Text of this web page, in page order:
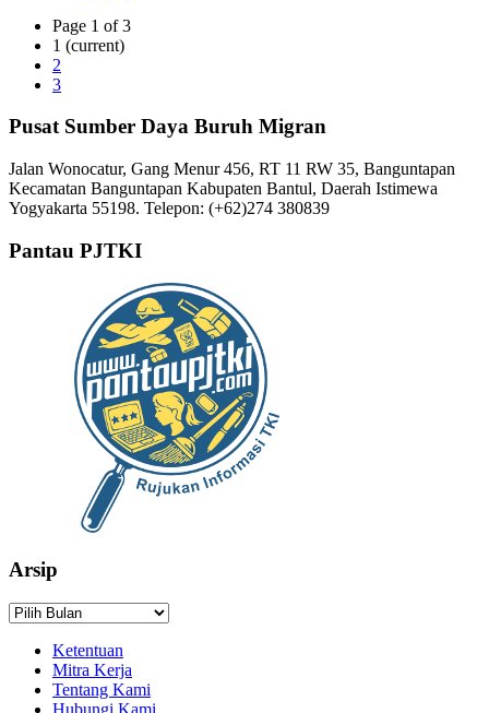
Page 1 of 3
1 (current)
2
3
Pusat Sumber Daya Buruh Migran
Jalan Wonocatur, Gang Menur 456, RT 11 RW 35, Banguntapan
Kecamatan Banguntapan Kabupaten Bantul, Daerah Istimewa
Yogyakarta 55198. Telepon: (+62)274 380839
Pantau PJTKI
Arsip
Arsip
Ketentuan
Mitra Kerja
Tentang Kami
Hubungi Kami